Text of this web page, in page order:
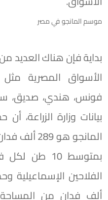
موسم المانجو في مصر
بداية فإن هناك العديد
الأسواق المصرية مثل
فونس، هندي، صديق،
بيانات وزارة الزراعة،
بمتوسط 10
ألف فدان من المساحة